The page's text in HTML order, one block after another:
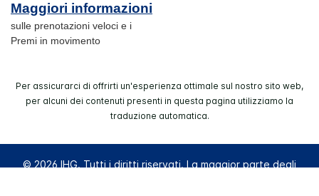
Maggiori informazioni
sulle prenotazioni veloci e i
Premi in movimento
Per assicurarci di offrirti un'esperienza ottimale sul nostro sito web,
per alcuni dei contenuti presenti in questa pagina utilizziamo la
traduzione automatica.
© 2026 IHG. Tutti i diritti riservati. La maggior parte degli